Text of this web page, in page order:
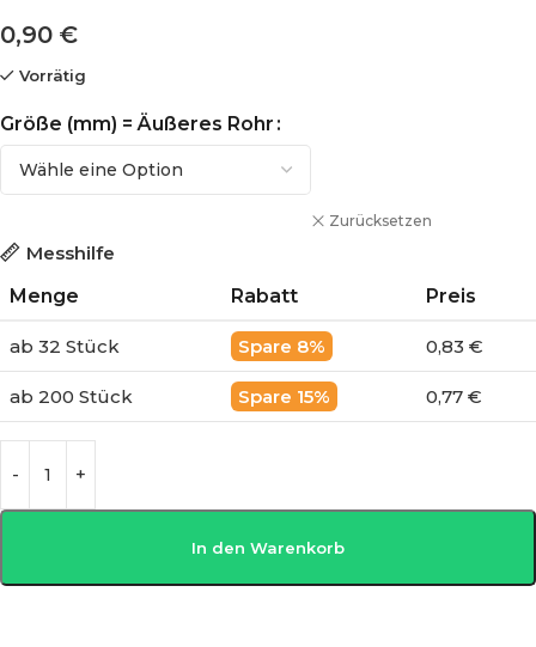
0,90 €
Vorrätig
Größe (mm) = Äußeres Rohr
Zurücksetzen
Messhilfe
Menge
Rabatt Preis
ab 32 Stück 8% 0,83 €
ab 200 Stück 15% 0,77 €
In den Warenkorb